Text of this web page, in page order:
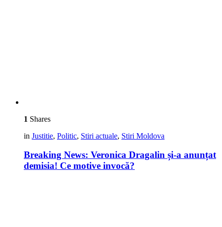
1 Shares
in Justitie, Politic, Stiri actuale, Stiri Moldova
Breaking News: Veronica Dragalin și-a anunțat
demisia! Ce motive invocă?